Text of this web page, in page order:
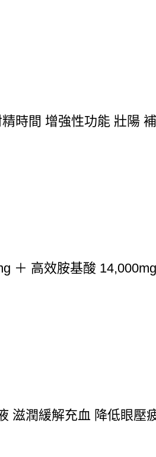
時間 增強性功能 壯陽
＋ 高效胺基酸
滋潤緩解充血 降低眼壓